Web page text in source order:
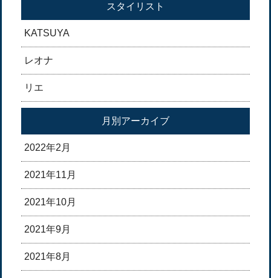
スタイリスト
KATSUYA
レオナ
リエ
月別アーカイブ
2022年2月
2021年11月
2021年10月
2021年9月
2021年8月